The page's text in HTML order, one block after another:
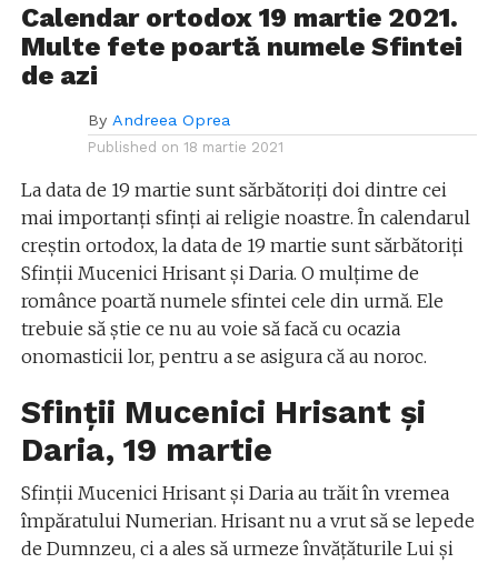
Calendar ortodox 19 martie 2021.
Multe fete poartă numele Sfintei
de azi
By Andreea Oprea
Published on 18 martie 2021
La data de 19 martie sunt sărbătoriți doi dintre cei
mai importanți sfinți ai religie noastre. În calendarul
creștin ortodox, la data de 19 martie sunt sărbătoriți
Sfinţii Mucenici Hrisant şi Daria. O mulțime de
românce poartă numele sfintei cele din urmă. Ele
trebuie să știe ce nu au voie să facă cu ocazia
onomasticii lor, pentru a se asigura că au noroc.
Sfinții Mucenici Hrisant şi
Daria, 19 martie
Sfinții Mucenici Hrisant şi Daria au trăit în vremea
împăratului Numerian. Hrisant nu a vrut să se lepede
de Dumnzeu, ci a ales să urmeze învățăturile Lui și